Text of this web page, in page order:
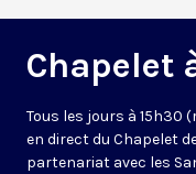
Chapelet
Tous les jours à
en direct du Chapelet
partenariat avec les